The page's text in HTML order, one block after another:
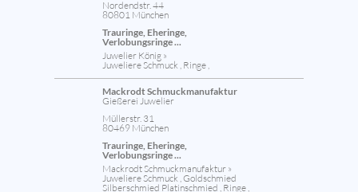
Nordendstr. 44
80801 München
Trauringe, Eheringe,
Verlobungsringe ...
Juwelier König »
Juweliere Schmuck , Ringe ,
Mackrodt Schmuckmanufaktur
Gießerei Juwelier
Müllerstr. 31
80469 München
Trauringe, Eheringe,
Verlobungsringe ...
Mackrodt Schmuckmanufaktur »
Juweliere Schmuck , Goldschmied
Silberschmied Platinschmied , Ringe ,